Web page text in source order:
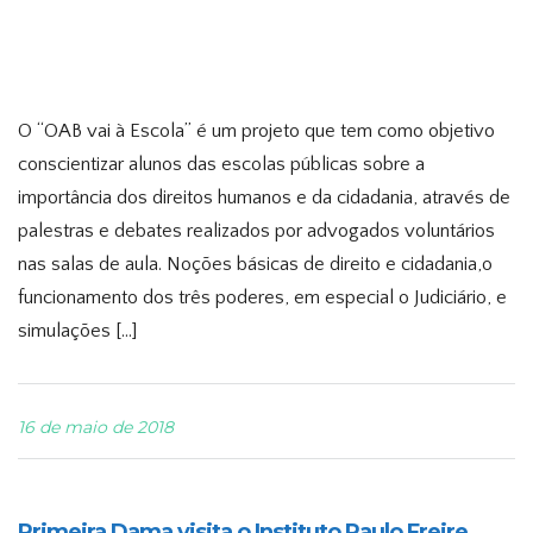
O “OAB vai à Escola” é um projeto que tem como objetivo
conscientizar alunos das escolas públicas sobre a
importância dos direitos humanos e da cidadania, através de
palestras e debates realizados por advogados voluntários
nas salas de aula. Noções básicas de direito e cidadania,o
funcionamento dos três poderes, em especial o Judiciário, e
simulações […]
16 de maio de 2018